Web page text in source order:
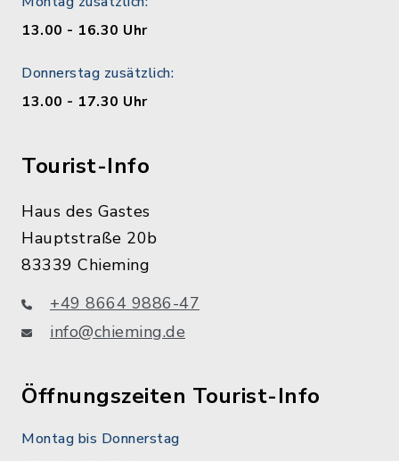
13.00 - 16.30 Uhr
Donnerstag zusätzlich:
13.00 - 17.30 Uhr
Tourist-Info
Haus des Gastes
Hauptstraße 20b
83339 Chieming
+49 8664 9886-47
info@chieming.de
Öffnungszeiten Tourist-Info
Montag bis Donnerstag